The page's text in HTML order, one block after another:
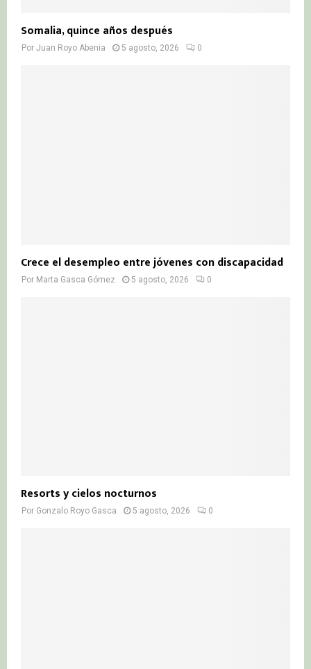
Somalia, quince años después
Por Juan Royo Abenia 5 agosto, 2026 0
Crece el desempleo entre jóvenes con discapacidad
Por Marta Gasca Gómez 5 agosto, 2026 0
Resorts y cielos nocturnos
Por Gonzalo Royo Gasca 5 agosto, 2026 0